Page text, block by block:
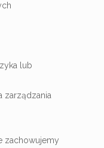
lub
zarządzania
zachowujemy